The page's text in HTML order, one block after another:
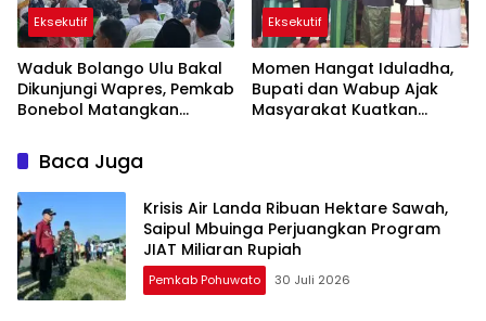
Eksekutif
Waduk Bolango Ulu Bakal
Dikunjungi Wapres, Pemkab
Bonebol Matangkan
Eksekutif
Momen Hangat Iduladha,
Bupati dan Wabup Ajak
Masyarakat Kuatkan
Baca Juga
Krisis Air Landa Ribuan Hektare Sawah,
Saipul Mbuinga Perjuangkan Program
JIAT Miliaran Rupiah
Pemkab Pohuwato 30 Juli 2026